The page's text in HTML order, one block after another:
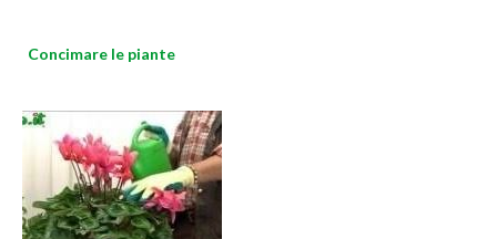
Concimare le piante